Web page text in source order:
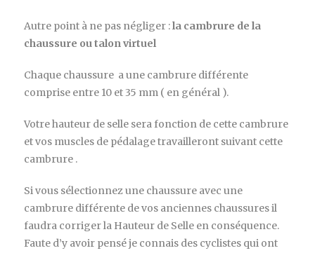
Autre point à ne pas négliger :la cambrure de la
chaussure ou talon virtuel
Chaque chaussure a une cambrure différente
comprise entre 10 et 35 mm ( en général ).
Votre hauteur de selle sera fonction de cette cambrure
et vos muscles de pédalage travailleront suivant cette
cambrure .
Si vous sélectionnez une chaussure avec une
cambrure différente de vos anciennes chaussures il
faudra corriger la Hauteur de Selle en conséquence.
Faute d’y avoir pensé je connais des cyclistes qui ont